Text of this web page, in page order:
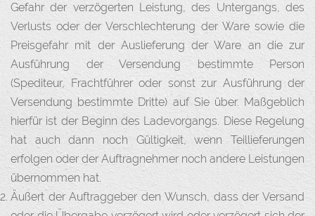
Gefahr der verzögerten Leistung, des Untergangs, des
Verlusts oder der Verschlechterung der Ware sowie die
Preisgefahr mit der Auslieferung der Ware an die zur
Ausführung der Versendung bestimmte Person
(Spediteur, Frachtführer oder sonst zur Ausführung der
Versendung bestimmte Dritte) auf Sie über. Maßgeblich
hierfür ist der Beginn des Ladevorgangs. Diese Regelung
hat auch dann noch Gültigkeit, wenn Teillieferungen
erfolgen oder der Auftragnehmer noch andere Leistungen
übernommen hat.
Äußert der Auftraggeber den Wunsch, dass der Versand